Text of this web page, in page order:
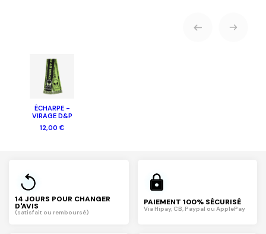
ÉCHARPE -
VIRAGE D&P
12,00 €
14 JOURS POUR CHANGER
D'AVIS
(satisfait ou remboursé)
PAIEMENT 100% SÉCURISÉ
Via Hipay, CB, Paypal ou ApplePay